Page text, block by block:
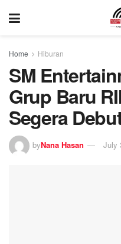
Home Hiburan
SM
Grup Baru
Segera
byNana Hasan July